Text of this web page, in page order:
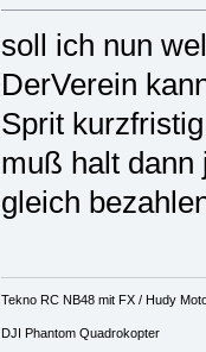
soll ich nun
DerVerein
Sprit
muß halt dann
gleich
Tekno RC NB48 mit FX / Hudy
DJI Phantom Quadrokopter